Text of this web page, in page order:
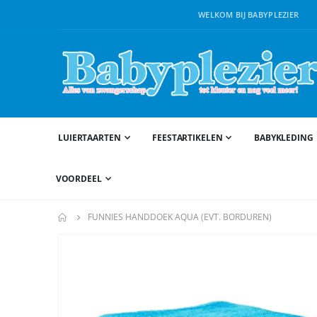
WELKOM BIJ BABYPLEZIER
LUIERTAARTEN FEESTARTIKELEN BABYKLEDING
VOORDEEL
FUNNIES HANDDOEK AQUA (EVT. BORDUREN)